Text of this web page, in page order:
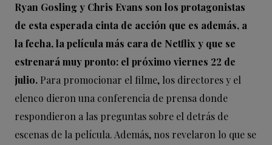
Ryan Gosling y Chris Evans son los protagonistas
de esta esperada cinta de acción que es además, a
la fecha, la película más cara de Netflix y que se
estrenará muy pronto: el próximo viernes 22 de
julio. Para promocionar el filme, los directores y el
elenco dieron una conferencia de prensa donde
respondieron a las preguntas sobre el detrás de
escenas de la película. Además, nos revelaron lo que se